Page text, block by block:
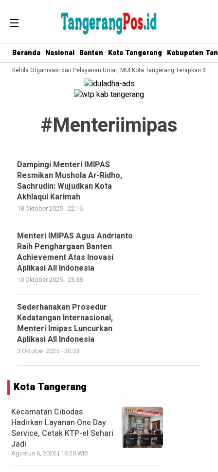
Beranda Nasional Banten Kota Tangerang Kabupaten
Kelola Organisasi dan Pelayanan Umat, MUI Kota Tangerang Terapkan ISO
#menteriimipas
Dampingi Menteri IMIPAS
Resmikan Mushola Ar-Ridho,
Sachrudin: Wujudkan Kota
Akhlaqul Karimah
18 Oktober 2025 - 22:16
Menteri IMIPAS Agus Andrianto
Raih Penghargaan Banten
Achievement Atas Inovasi
Aplikasi All Indonesia
10 Oktober 2025 - 23:38
Sederhanakan Prosedur
Kedatangan Internasional,
Menteri Imipas Luncurkan
Aplikasi All Indonesia
3 Oktober 2025 - 20:33
Kota Tangerang
Kecamatan Cibodas
Hadirkan Layanan One Day
Service, Cetak KTP-el Sehari
Jadi
Agustus 6, 2026 | 16:20 WIB